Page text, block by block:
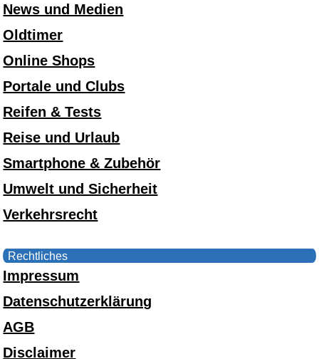
News und Medien
Oldtimer
Online Shops
Portale und Clubs
Reifen & Tests
Reise und Urlaub
Smartphone & Zubehör
Umwelt und Sicherheit
Verkehrsrecht
Rechtliches
Impressum
Datenschutzerklärung
AGB
Disclaimer